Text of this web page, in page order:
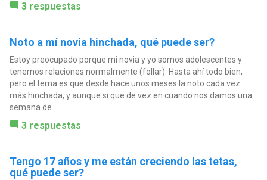
3 respuestas
Noto a mí novia hinchada, qué puede ser?
Estoy preocupado porque mi novia y yo somos adolescentes y
tenemos relaciones normalmente (follar). Hasta ahí todo bien,
pero el tema es que desde hace unos meses la noto cada vez
más hinchada, y aunque si que de vez en cuando nos damos una
semana de...
3 respuestas
Tengo 17 años y me están creciendo las tetas,
qué puede ser?